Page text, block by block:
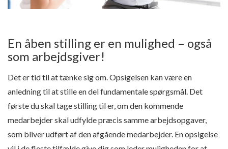
En åben stilling er en mulighed – også
som arbejdsgiver!
Det er tid til at tænke sig om. Opsigelsen kan være en
anledning til at stille en del fundamentale spørgsmål. Det
første du skal tage stilling til er, om den kommende
medarbejder skal udfylde præcis samme arbejdsopgaver,
som bliver udført af den afgående medarbejder. En opsigelse